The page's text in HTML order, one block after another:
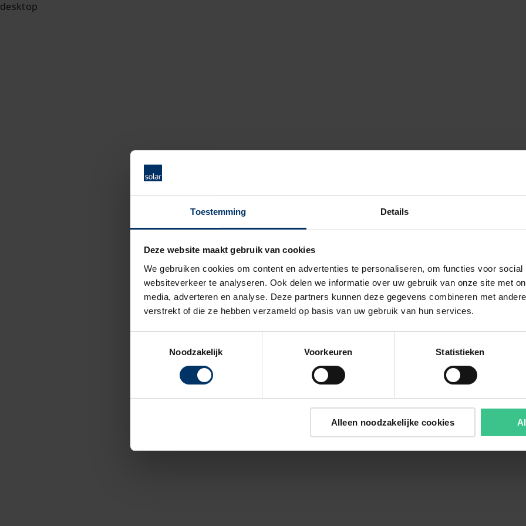
Toestemming Details
Deze website maakt gebruik van cookies
We gebruiken cookies om content en advertenties te personaliseren, om functies voor
websiteverkeer te analyseren. Ook delen we informatie over uw gebruik van onze site met
media, adverteren en analyse. Deze partners kunnen deze gegevens combineren met
verstrekt of die ze hebben verzameld op basis van uw gebruik van hun services.
Noodzakelijk
Voorkeuren Statistieken
Alleen noodzakelijke cookies